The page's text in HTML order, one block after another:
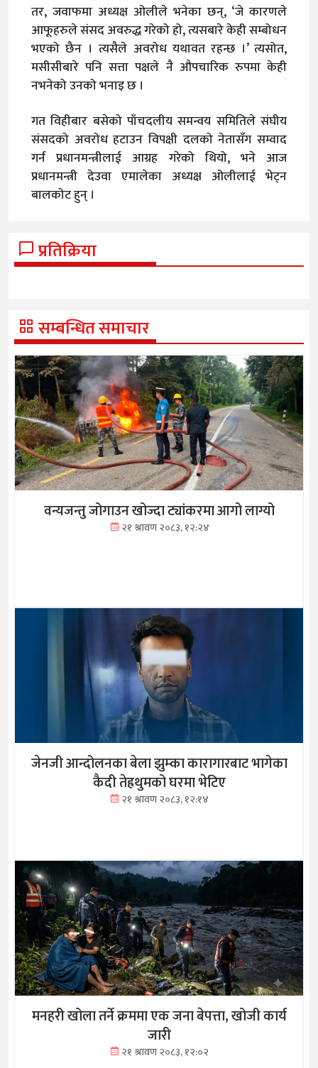
तर, जवाफमा अध्यक्ष ओलीले भनेका छन्, ‘जे कारणले
आफूहरुले संसद अवरुद्ध गरेको हो, त्यसबारे केही सम्बोधन
भएको छैन । त्यसैले अवरोध यथावत रहन्छ ।’ त्यसोत,
मसीसीबारे पनि सत्ता पक्षले नै औपचारिक रुपमा केही
नभनेको उनको भनाइ छ ।
गत विहीबार बसेको पाँचदलीय समन्वय समितिले संघीय
संसदको अवरोध हटाउन विपक्षी दलको नेतासँग सम्वाद
गर्न प्रधानमन्त्रीलाई आग्रह गरेको थियो, भने आज
प्रधानमन्त्री देउवा एमालेका अध्यक्ष ओलीलाई भेट्न
बालकोट हुन् ।
प्रतिक्रिया
सम्बन्धित समाचार
वन्यजन्तु जोगाउन खोज्दा ट्यांकरमा आगो लाग्यो
२१ श्रावण २०८३, १२:२४
जेनजी आन्दोलनका बेला झुम्का कारागारबाट भागेका
कैदी तेह्रथुमको घरमा भेटिए
२१ श्रावण २०८३, १२:१४
मनहरी खोला तर्ने क्रममा एक जना बेपत्ता, खोजी कार्य
जारी
२१ श्रावण २०८३, १२:०२